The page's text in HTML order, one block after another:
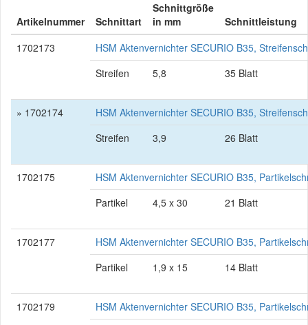
Artikelnummer Schnittart
Schnittgröße
in mm
Schnittleistung
1702173
HSM Aktenvernichter SECURIO B35,
Streifen
5,8 35 Blatt
» 1702174
HSM Aktenvernichter SECURIO B35,
Streifen
3,9 26 Blatt
1702175
HSM Aktenvernichter SECURIO B35,
Partikel
4,5 x 30 21 Blatt
1702177
HSM Aktenvernichter SECURIO B35,
Partikel
1,9 x 15 14 Blatt
1702179 HSM Aktenvernichter SECURIO B35,